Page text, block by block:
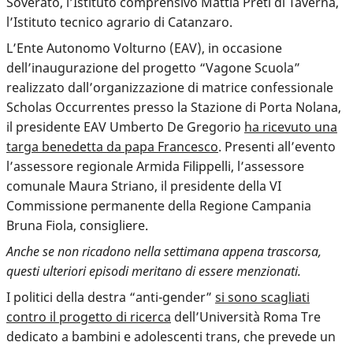
l’Istituto tecnico agrario di Catanzaro.
L’Ente Autonomo Volturno (EAV), in occasione
dell’inaugurazione del progetto “Vagone Scuola”
realizzato dall’organizzazione di matrice confessionale
Scholas Occurrentes presso la Stazione di Porta Nolana,
il presidente EAV Umberto De Gregorio ha ricevuto una
targa benedetta da papa Francesco. Presenti all’evento
l’assessore regionale Armida Filippelli, l’assessore
comunale Maura Striano, il presidente della VI
Commissione permanente della Regione Campania
Bruna Fiola, consigliere.
Anche se non ricadono nella settimana appena trascorsa,
questi ulteriori episodi meritano di essere menzionati.
I politici della destra “anti-gender” si sono scagliati
contro il progetto di ricerca dell’Università Roma Tre
dedicato a bambini e adolescenti trans, che prevede un